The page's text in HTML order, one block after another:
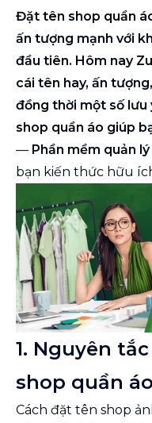
Đặt tên shop quần
ấn tượng mạnh với
đầu tiên. Hôm nay
cái tên hay, ấn
đồng thời một số
shop quần áo giúp
— Phần mềm quản
bạn kiến thức hữu
1. Nguyên
shop quần áo
Cách đặt tên shop